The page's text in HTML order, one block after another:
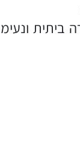
ביתית